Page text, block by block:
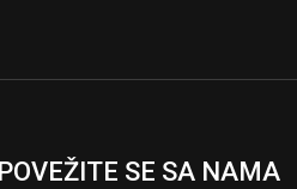
POVEŽITE SE SA NAMA